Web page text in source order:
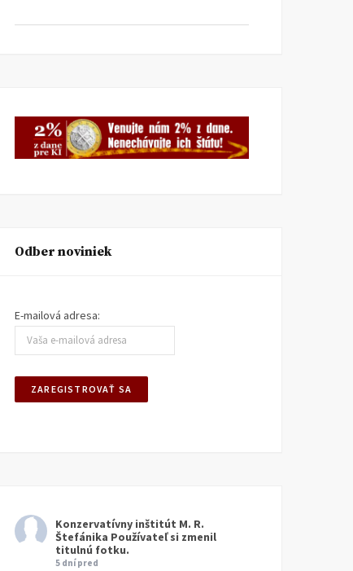
Odber noviniek
E-mailová adresa:
Konzervatívny inštitút M. R.
Štefánika Používateľ si zmenil
titulnú fotku.
5 dní pred